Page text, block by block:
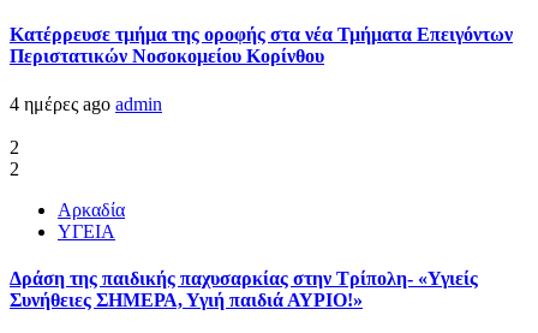
Kατέρρευσε τμήμα της οροφής στα νέα Τμήματα Επειγόντων
Περιστατικών Νοσοκομείου Κορίνθου
4 ημέρες ago admin
2
2
Αρκαδία
ΥΓΕΙΑ
Δράση της παιδικής παχυσαρκίας στην Τρίπολη- «Υγιείς
Συνήθειες ΣΗΜΕΡΑ, Υγιή παιδιά ΑΥΡΙΟ!»